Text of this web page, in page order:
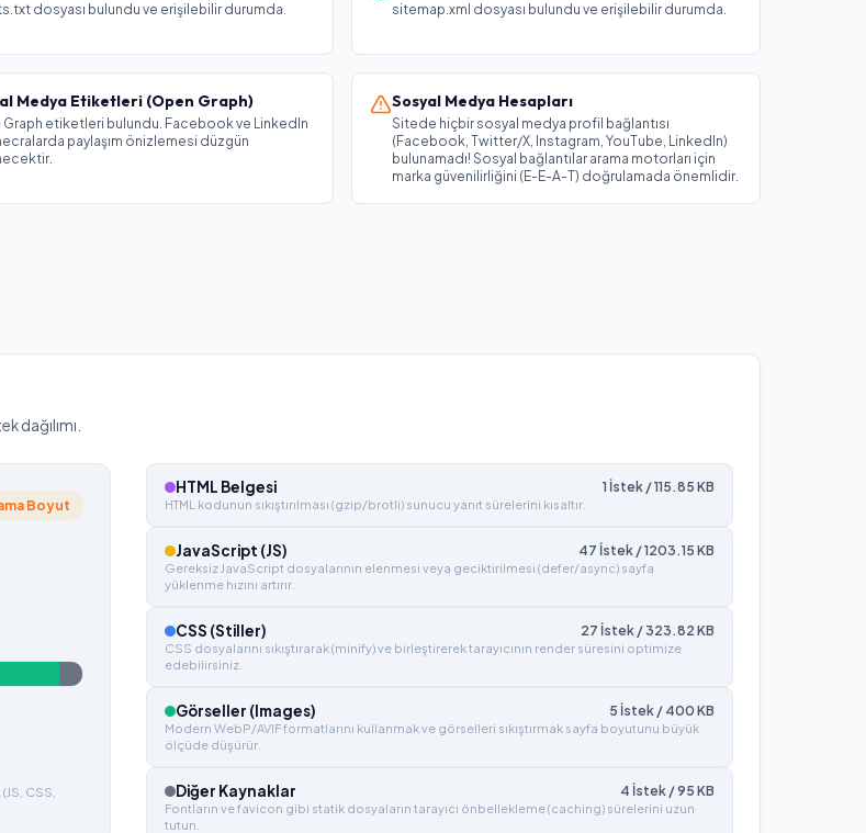
dosyası bulundu ve erişilebilir durumda. sitemap.xml dosyası bulundu ve erişilebilir durumda.
Medya Etiketleri (Open Graph)
Graph etiketleri bulundu. Facebook ve LinkedIn
paylaşım önizlemesi düzgün
Sosyal Medya Hesapları
Sitede hiçbir sosyal medya profil bağlantısı
(Facebook, Twitter/X, Instagram, YouTube, LinkedIn)
bulunamadı! Sosyal bağlantılar arama motorları için
marka güvenilirliğini (E-E-A-T) doğrulamada önemlidir.
dağılımı.
Boyut
CSS,
HTML Belgesi 1 İstek /115.85 KB
HTML kodunun sıkıştırılması (gzip/brotli) sunucu yanıt sürelerini kısaltır.
JavaScript (JS) 47 İstek /1203.15 KB
Gereksiz JavaScript dosyalarının elenmesi veya geciktirilmesi (defer/async) sayfa
yüklenme hızını artırır.
CSS (Stiller) 27 İstek /323.82 KB
CSS dosyalarını sıkıştırarak (minify) ve birleştirerek tarayıcının render süresini optimize
edebilirsiniz.
Görseller (Images) 5 İstek / 400 KB
Modern WebP/AVIF formatlarını kullanmak ve görselleri sıkıştırmak sayfa boyutunu büyük
ölçüde düşürür.
Diğer Kaynaklar 4 İstek /95 KB
Fontların ve favicon gibi statik dosyaların tarayıcı önbellekleme (caching) sürelerini uzun
tutun.